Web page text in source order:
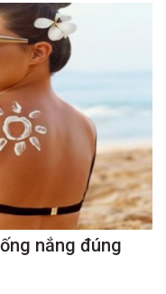
nắng đúng